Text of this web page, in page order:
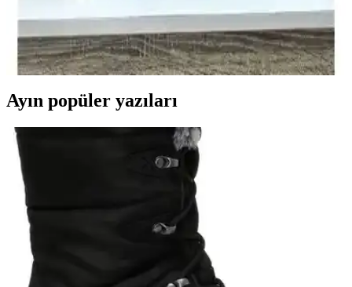
ALMITAL ve NeoStill dekoratif aynalar, farklı tasarım ve
özelliklerle ev dekorasyonuna katkı sağlar. Bu karşılaştırma,
ihtiyaçlarınıza uygun en iyi aynayı seçmenize yardımcı olur.
Ayın popüler yazıları